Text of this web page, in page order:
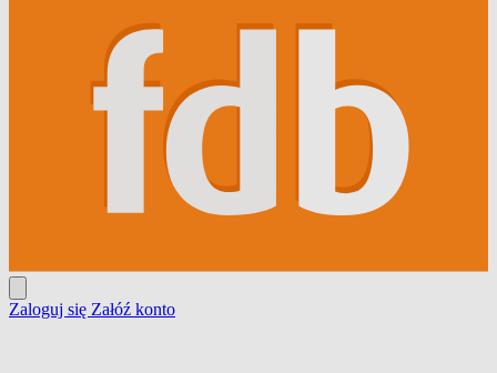
Zaloguj się Załóź konto